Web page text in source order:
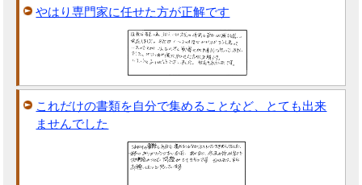
やはり専門家に任せた方が正解です
これだけの書類を自分で集めることなど、とても出来
ませんでした